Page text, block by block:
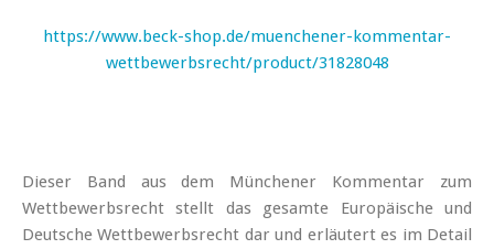
https://www.beck-shop.de/muenchener-kommentar-
wettbewerbsrecht/product/31828048
Dieser Band aus dem Münchener Kommentar zum
Wettbewerbsrecht stellt das gesamte Europäische und
Deutsche Wettbewerbsrecht dar und erläutert es im Detail